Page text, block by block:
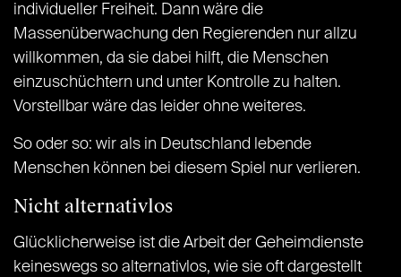
individueller Freiheit. Dann wäre die
Massenüberwachung den Regierenden nur allzu
willkommen, da sie dabei hilft, die Menschen
einzuschüchtern und unter Kontrolle zu halten.
Vorstellbar wäre das leider ohne weiteres.
So oder so: wir als in Deutschland lebende
Menschen können bei diesem Spiel nur verlieren.
Nicht alternativlos
Glücklicherweise ist die Arbeit der Geheimdienste
keineswegs so alternativlos, wie sie oft dargestellt